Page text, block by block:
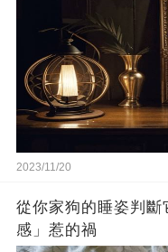
2023/11/20
從你家狗的睡姿判斷
感」惹的禍